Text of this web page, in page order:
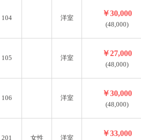
104 洋室
￥30,000
(48,000)
105 洋室
￥27,000
(48,000)
106 洋室
￥30,000
(48,000)
201 女性 洋室
￥33,000